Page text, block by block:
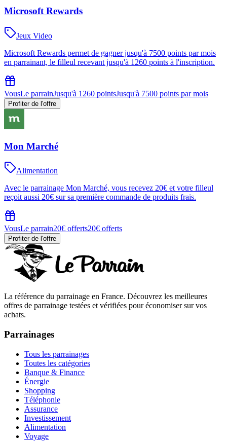
Microsoft Rewards
Jeux Video
Microsoft Rewards permet de gagner jusqu'à 7500 points par mois
en parrainant, le filleul recevant jusqu'à 1260 points à l'inscription.
VousLe parrainJusqu'à 1260 pointsJusqu'à 7500 points par mois
Profiter de l'offre
Mon Marché
Alimentation
Avec le parrainage Mon Marché, vous recevez 20€ et votre filleul
reçoit aussi 20€ sur sa première commande de produits frais.
VousLe parrain20€ offerts20€ offerts
Profiter de l'offre
La référence du parrainage en France. Découvrez les meilleures
offres de parrainage testées et vérifiées pour économiser sur vos
achats.
Parrainages
Tous les parrainages
Toutes les catégories
Banque & Finance
Énergie
Shopping
Téléphonie
Assurance
Investissement
Alimentation
Voyage